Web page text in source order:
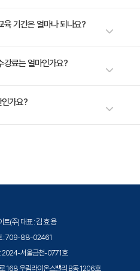
문제를 프로그램 구현을
등에 관한 학습
기간은 얼마나 되나요?
지에서 확인하실 수 있습니다.
료는 얼마인가요?
다. 고용보험 환급 및 기업 할인 혜택
가요?
(주) 대표 : 김 효 용
: 709-88-02461
2024-서울금천-0771호
168 우림라이온스밸리 B동 1206호